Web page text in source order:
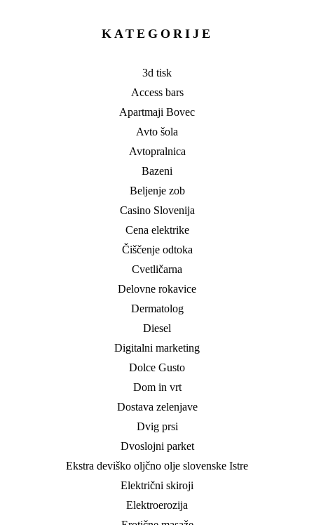
KATEGORIJE
3d tisk
Access bars
Apartmaji Bovec
Avto šola
Avtopralnica
Bazeni
Beljenje zob
Casino Slovenija
Cena elektrike
Čiščenje odtoka
Cvetličarna
Delovne rokavice
Dermatolog
Diesel
Digitalni marketing
Dolce Gusto
Dom in vrt
Dostava zelenjave
Dvig prsi
Dvoslojni parket
Ekstra deviško oljčno olje slovenske Istre
Električni skiroji
Elektroerozija